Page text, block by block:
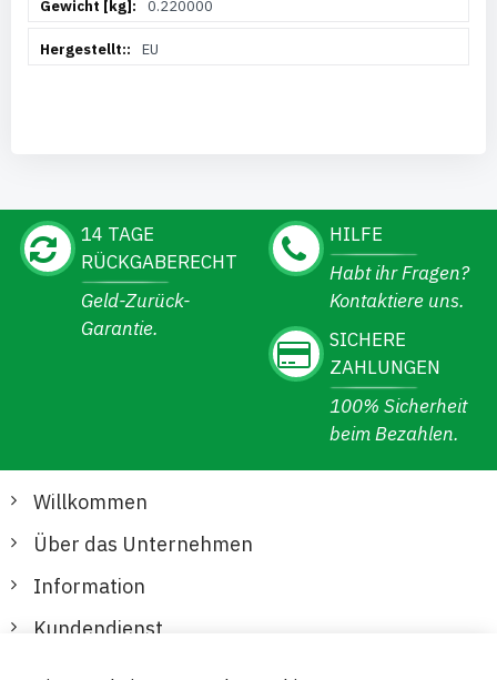
0.220000
EU
14 TAGE
RÜCKGABERECHT
Geld-Zurück-
Garantie.
HILFE
Habt ihr Fragen?
Kontaktiere uns.
SICHERE
ZAHLUNGEN
100% Sicherheit
beim Bezahlen.
Willkommen
Über das Unternehmen
Information
Kundendienst